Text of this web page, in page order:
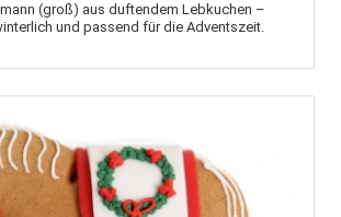
(groß) aus duftendem Lebkuchen –
und passend für die Adventszeit.